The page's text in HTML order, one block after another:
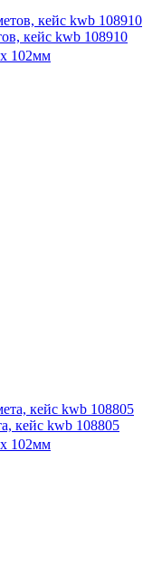
кейс kwb 108910
102мм
кейс kwb 108805
102мм